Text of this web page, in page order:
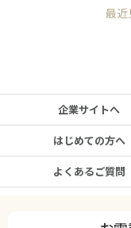
最近
企業サイトへ
はじめての方へ
よくあるご質問